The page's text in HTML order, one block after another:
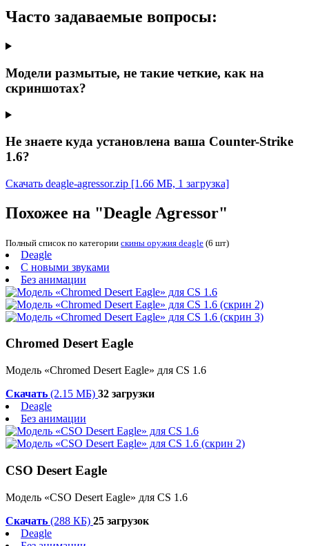
Часто задаваемые вопросы:
Модели размытые, не такие четкие, как на
скриншотах?
Не знаете куда установлена ваша Counter-Strike
1.6?
Скачать deagle-agressor.zip [1.66 МБ, 1 загрузка]
Похожее на "Deagle Agressor"
Полный список по категории скины оружия deagle (6 шт)
Deagle
С новыми звуками
Без анимации
Chromed Desert Eagle
Модель «Chromed Desert Eagle» для CS 1.6
Скачать (2.15 МБ) 32 загрузки
Deagle
Без анимации
CSO Desert Eagle
Модель «CSO Desert Eagle» для CS 1.6
Скачать (288 КБ) 25 загрузок
Deagle